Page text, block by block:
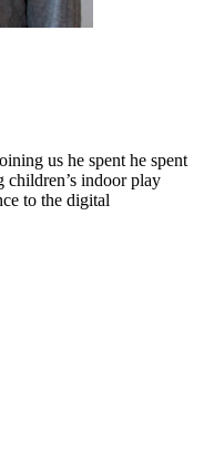
us he spent he spent
children’s indoor play
to the digital